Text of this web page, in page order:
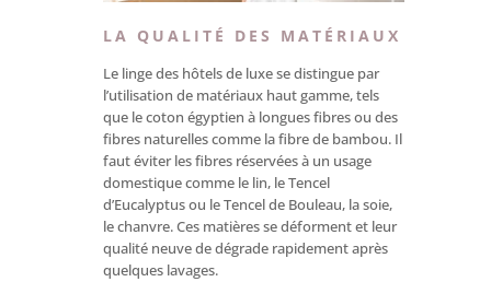
LA QUALITÉ DES MATÉRIAUX
Le linge des hôtels de luxe se distingue par
l’utilisation de matériaux haut gamme, tels
que le coton égyptien à longues fibres ou des
fibres naturelles comme la fibre de bambou. Il
faut éviter les fibres réservées à un usage
domestique comme le lin, le Tencel
d’Eucalyptus ou le Tencel de Bouleau, la soie,
le chanvre. Ces matières se déforment et leur
qualité neuve de dégrade rapidement après
quelques lavages.